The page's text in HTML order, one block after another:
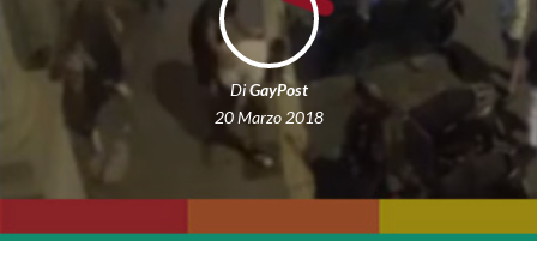
DiGayPost
20 Marzo 2018